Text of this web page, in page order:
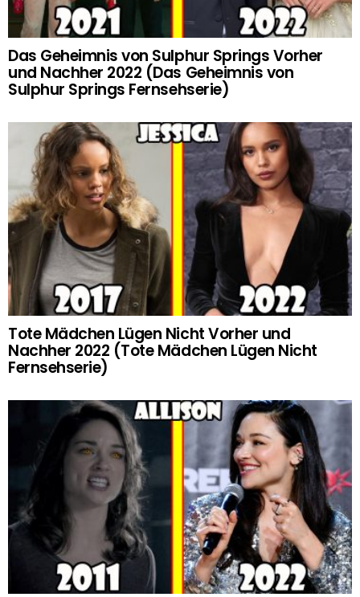
Das Geheimnis von Sulphur Springs Vorher
und Nachher 2022 (Das Geheimnis von
Sulphur Springs Fernsehserie)
Tote Mädchen Lügen Nicht Vorher und
Nachher 2022 (Tote Mädchen Lügen Nicht
Fernsehserie)